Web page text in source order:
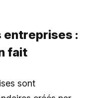
entreprises :
fait
sont